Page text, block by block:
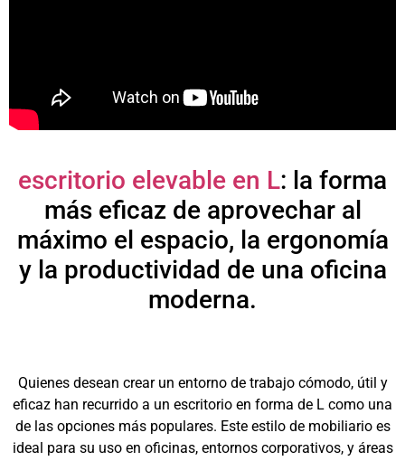
escritorio elevable en L: la forma
más eficaz de aprovechar al
máximo el espacio, la ergonomía
y la productividad de una oficina
moderna.
Quienes desean crear un entorno de trabajo cómodo, útil y
eficaz han recurrido a un escritorio en forma de L como una
de las opciones más populares. Este estilo de mobiliario es
ideal para su uso en oficinas, entornos corporativos, y áreas